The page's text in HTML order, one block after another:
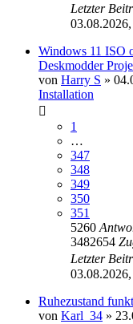
Letzter
Windows 11 ISO
Deskmodder
von Harry S »
Installation
1
…
347
348
349
350
351
5260
3482654
Letzter
Ruhezustand
von Karl_34 »